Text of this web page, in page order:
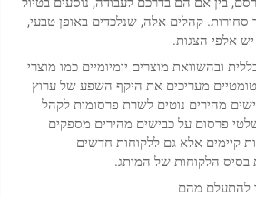
סחורות. קהלים אלה, שנלכדים באופן טבעי,
אלפי הצגות.
ובהשוואת מוצרים יומיומיים כמו מוצרי
מעריכים את היקף השפע של ערוץ
מהירים נוטים לשרת פרסומות לקהל
פרסום על כבישים מהירים מספקים
קיימים אלא גם ללקוחות חדשים
בסיס הלקוחות של המותג.
להתעלם מהם